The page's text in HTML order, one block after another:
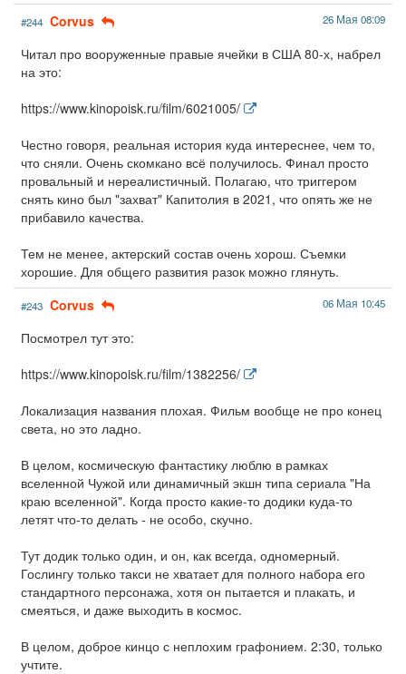
#244 Corvus 26 Мая 08:09
Читал про вооруженные правые ячейки в США 80-х, набрел
на это:
https://www.kinopoisk.ru/film/6021005/
Честно говоря, реальная история куда интереснее, чем то,
что сняли. Очень скомкано всё получилось. Финал просто
провальный и нереалистичный. Полагаю, что триггером
снять кино был "захват" Капитолия в 2021, что опять же не
прибавило качества.
Тем не менее, актерский состав очень хорош. Съемки
хорошие. Для общего развития разок можно глянуть.
#243 Corvus 06 Мая 10:45
Посмотрел тут это:
https://www.kinopoisk.ru/film/1382256/
Локализация названия плохая. Фильм вообще не про конец
света, но это ладно.
В целом, космическую фантастику люблю в рамках
вселенной Чужой или динамичный экшн типа сериала "На
краю вселенной". Когда просто какие-то додики куда-то
летят что-то делать - не особо, скучно.
Тут додик только один, и он, как всегда, одномерный.
Гослингу только такси не хватает для полного набора его
стандартного персонажа, хотя он пытается и плакать, и
смеяться, и даже выходить в космос.
В целом, доброе кинцо с неплохим графонием. 2:30, только
учтите.